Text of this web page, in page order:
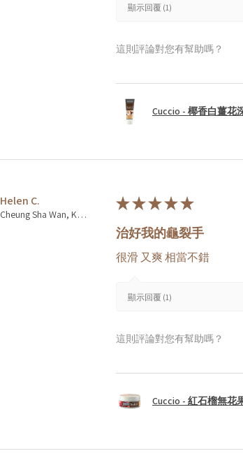
顯示回覆 (1)
這則評論對您有幫助嗎？
Cuccio - 椰香白薑花
Helen C.
Cheung Sha Wan, Kowloon., Hong Kong
★★★★★
治好我的龜裂手
很滑 又爽 相當不錯
顯示回覆 (1)
這則評論對您有幫助嗎？
Cuccio - 紅石榴無花